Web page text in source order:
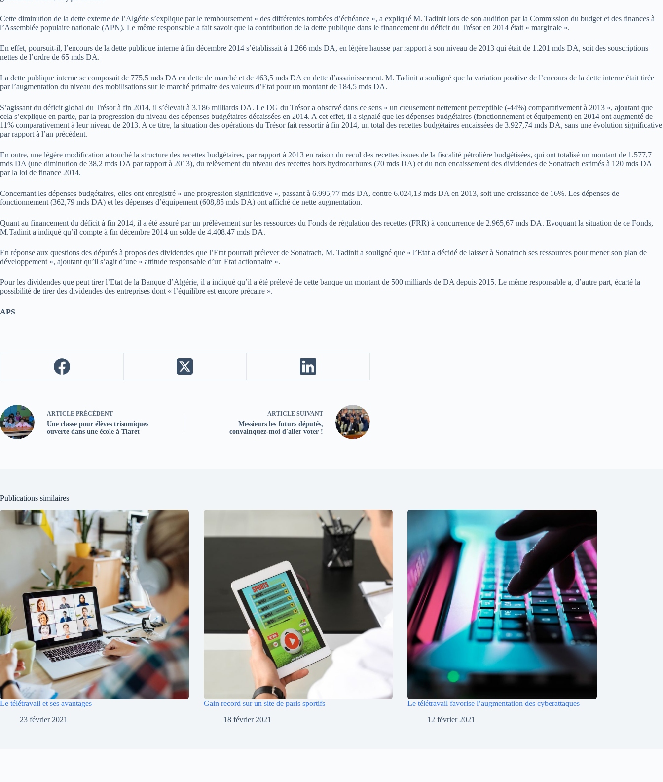
Cette diminution de la dette externe de l’Algérie s’explique par le remboursement « des différentes tombées d’échéance », a expliqué M. Tadinit lors de son audition par la Commission du budget et des finances à
l’Assemblée populaire nationale (APN). Le même responsable a fait savoir que la contribution de la dette publique dans le financement du déficit du Trésor en 2014 était « marginale ».
En effet, poursuit-il, l’encours de la dette publique interne à fin décembre 2014 s’établissait à 1.266 mds DA, en légère hausse par rapport à son niveau de 2013 qui était de 1.201 mds DA, soit des souscriptions
nettes de l’ordre de 65 mds DA.
La dette publique interne se composait de 775,5 mds DA en dette de marché et de 463,5 mds DA en dette d’assainissement. M. Tadinit a souligné que la variation positive de l’encours de la dette interne était tirée
par l’augmentation du niveau des mobilisations sur le marché primaire des valeurs d’Etat pour un montant de 184,5 mds DA.
S’agissant du déficit global du Trésor à fin 2014, il s’élevait à 3.186 milliards DA. Le DG du Trésor a observé dans ce sens « un creusement nettement perceptible (-44%) comparativement à 2013 », ajoutant que
cela s’explique en partie, par la progression du niveau des dépenses budgétaires décaissées en 2014. A cet effet, il a signalé que les dépenses budgétaires (fonctionnement et équipement) en 2014 ont augmenté de
11% comparativement à leur niveau de 2013. A ce titre, la situation des opérations du Trésor fait ressortir à fin 2014, un total des recettes budgétaires encaissées de 3.927,74 mds DA, sans une évolution significative
par rapport à l’an précédent.
En outre, une légère modification a touché la structure des recettes budgétaires, par rapport à 2013 en raison du recul des recettes issues de la fiscalité pétrolière budgétisées, qui ont totalisé un montant de 1.577,7
mds DA (une diminution de 38,2 mds DA par rapport à 2013), du relèvement du niveau des recettes hors hydrocarbures (70 mds DA) et du non encaissement des dividendes de Sonatrach estimés à 120 mds DA
par la loi de finance 2014.
Concernant les dépenses budgétaires, elles ont enregistré « une progression significative », passant à 6.995,77 mds DA, contre 6.024,13 mds DA en 2013, soit une croissance de 16%. Les dépenses de
fonctionnement (362,79 mds DA) et les dépenses d’équipement (608,85 mds DA) ont affiché de nette augmentation.
Quant au financement du déficit à fin 2014, il a été assuré par un prélèvement sur les ressources du Fonds de régulation des recettes (FRR) à concurrence de 2.965,67 mds DA. Evoquant la situation de ce Fonds,
M.Tadinit a indiqué qu’il compte à fin décembre 2014 un solde de 4.408,47 mds DA.
En réponse aux questions des députés à propos des dividendes que l’Etat pourrait prélever de Sonatrach, M. Tadinit a souligné que « l’Etat a décidé de laisser à Sonatrach ses ressources pour mener son plan de
développement », ajoutant qu’il s’agit d’une « attitude responsable d’un Etat actionnaire ».
Pour les dividendes que peut tirer l’Etat de la Banque d’Algérie, il a indiqué qu’il a été prélevé de cette banque un montant de 500 milliards de DA depuis 2015. Le même responsable a, d’autre part, écarté la
possibilité de tirer des dividendes des entreprises dont « l’équilibre est encore précaire ».
APS
ARTICLE PRÉCÉDENT
Une classe pour élèves trisomiques
ouverte dans une école à Tiaret
ARTICLE SUIVANT
Messieurs les futurs députés,
convainquez-moi d'aller voter !
Publications similaires
Le télétravail et ses avantages
23 février 2021
Gain record sur un site de paris sportifs
18 février 2021
Le télétravail favorise l’augmentation des cyberattaques
12 février 2021